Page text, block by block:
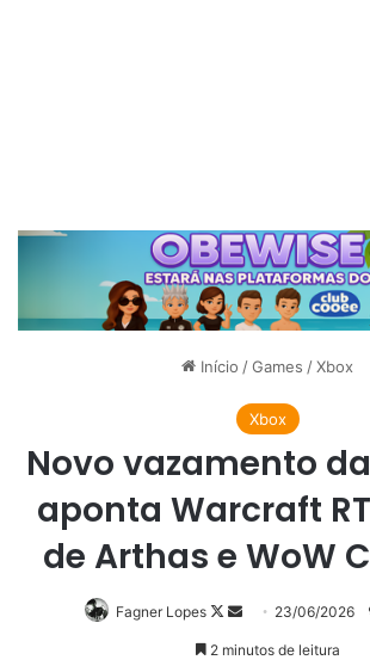
Início /Games /Xbox
Xbox
Novo vazamento
aponta Warcraft
de Arthas e WoW
Fagner Lopes
Follow
Mande23/06/2026
2 minutos de leitura